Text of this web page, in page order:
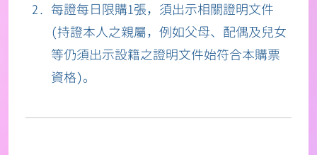
每證每日限購1張，須出示相關證明文件
(持證本人之親屬，例如父母、配偶及兒女
等仍須出示設籍之證明文件始符合本購票
資格)。